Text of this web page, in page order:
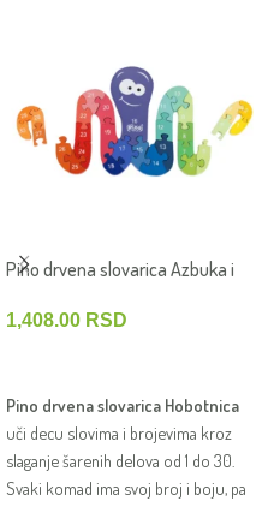
Pino drvena slovarica Azbuka i
1,408.00 RSD
Pino drvena slovarica Hobotnica
uči decu slovima i brojevima kroz
slaganje šarenih delova od 1 do 30.
Svaki komad ima svoj broj i boju, pa